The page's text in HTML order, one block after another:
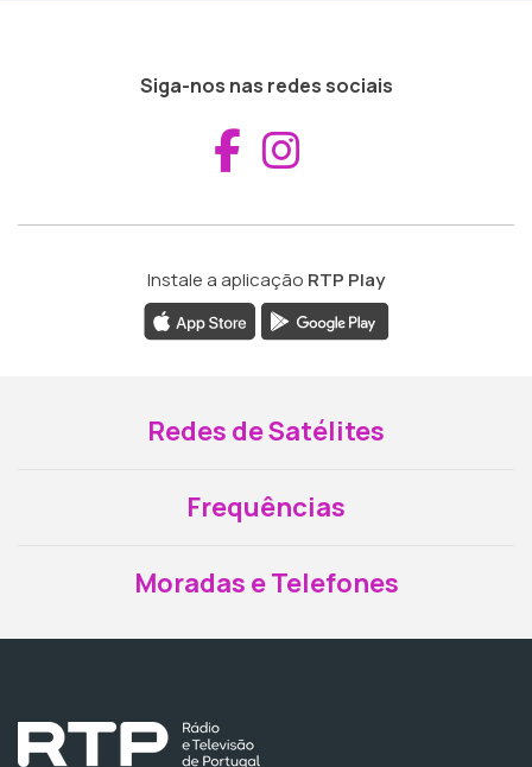
Siga-nos nas redes sociais
Aceder ao
Instale a aplicação RTP Play
Redes de Satélites
Frequências
Moradas e Telefones